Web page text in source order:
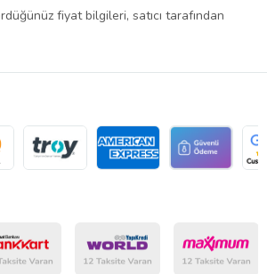
fiyat bilgileri, satıcı tarafından